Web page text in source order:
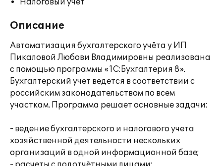
Налоговый учет
Описание
Автоматизация бухгалтерского учёта у ИП
Пикаловой Любови Владимировны реализована
с помощью программы «1С:Бухгалтерия 8».
Бухгалтерский учет ведется в соответствии с
российским законодательством по всем
участкам. Программа решает основные задачи:
- ведение бухгалтерского и налогового учета
хозяйственной деятельности нескольких
организаций в одной информационной базе;